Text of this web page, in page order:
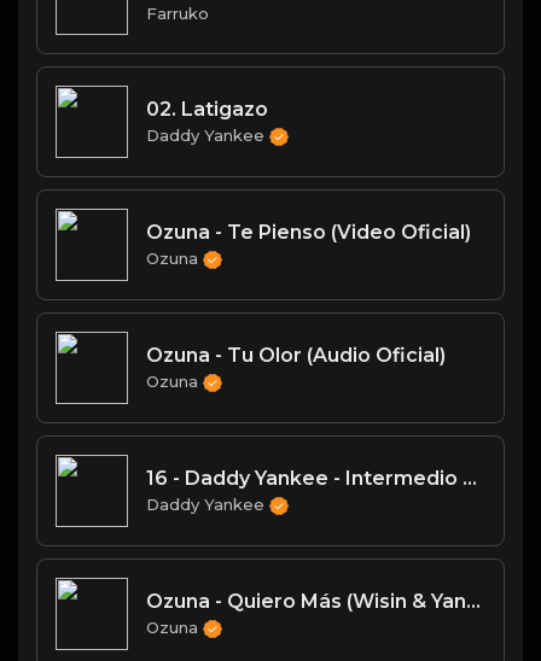
Farruko
02. Latigazo
Daddy Yankee
Ozuna - Te Pienso (Video Oficial)
Ozuna
Ozuna - Tu Olor (Audio Oficial)
Ozuna
16 - Daddy Yankee - Intermedio _Gavilán_
Daddy Yankee
Ozuna - Quiero Más (Wisin & Yandel) (Audio Oficial)
Ozuna